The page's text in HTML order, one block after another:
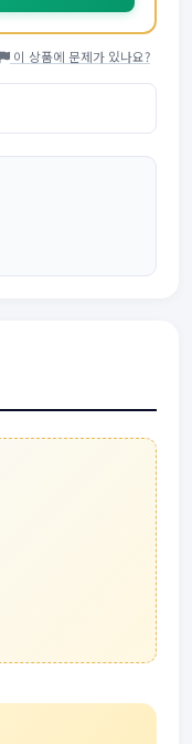
이 상품에 문제가 있나요?